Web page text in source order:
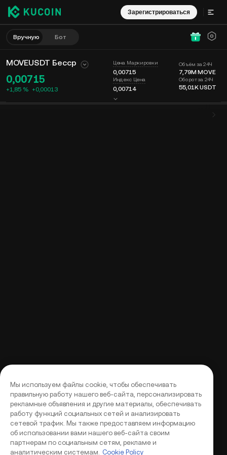
Зарегистрироваться
Вручную Бот
MOVEUSDT Бесср
0,00715
+1,85 % +0,00013
Цена Маркировки
0,00715
Индекс Цена
0,00714
Объём за 24Ч
7,79M MOVE
Оборот за 24Ч
55,01KUSDT
Сделки
Мы используем файлы cookie, чтобы обеспечивать
правильную работу нашего веб-сайта, персонализировать
рекламные объявления и другие материалы, обеспечивать
работу функций социальных сетей и анализировать
сетевой трафик. Мы также предоставляем информацию
об использовании вами нашего веб-сайта своим
партнерам по социальным сетям, рекламе и
аналитическим системам.
Cookie Policy